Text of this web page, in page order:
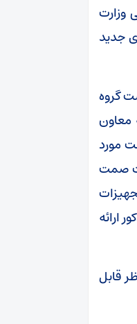
مالی وزارت
جدید
گروه
معاون
مورد
صمت
و تجهیزات
ارائه
قابل